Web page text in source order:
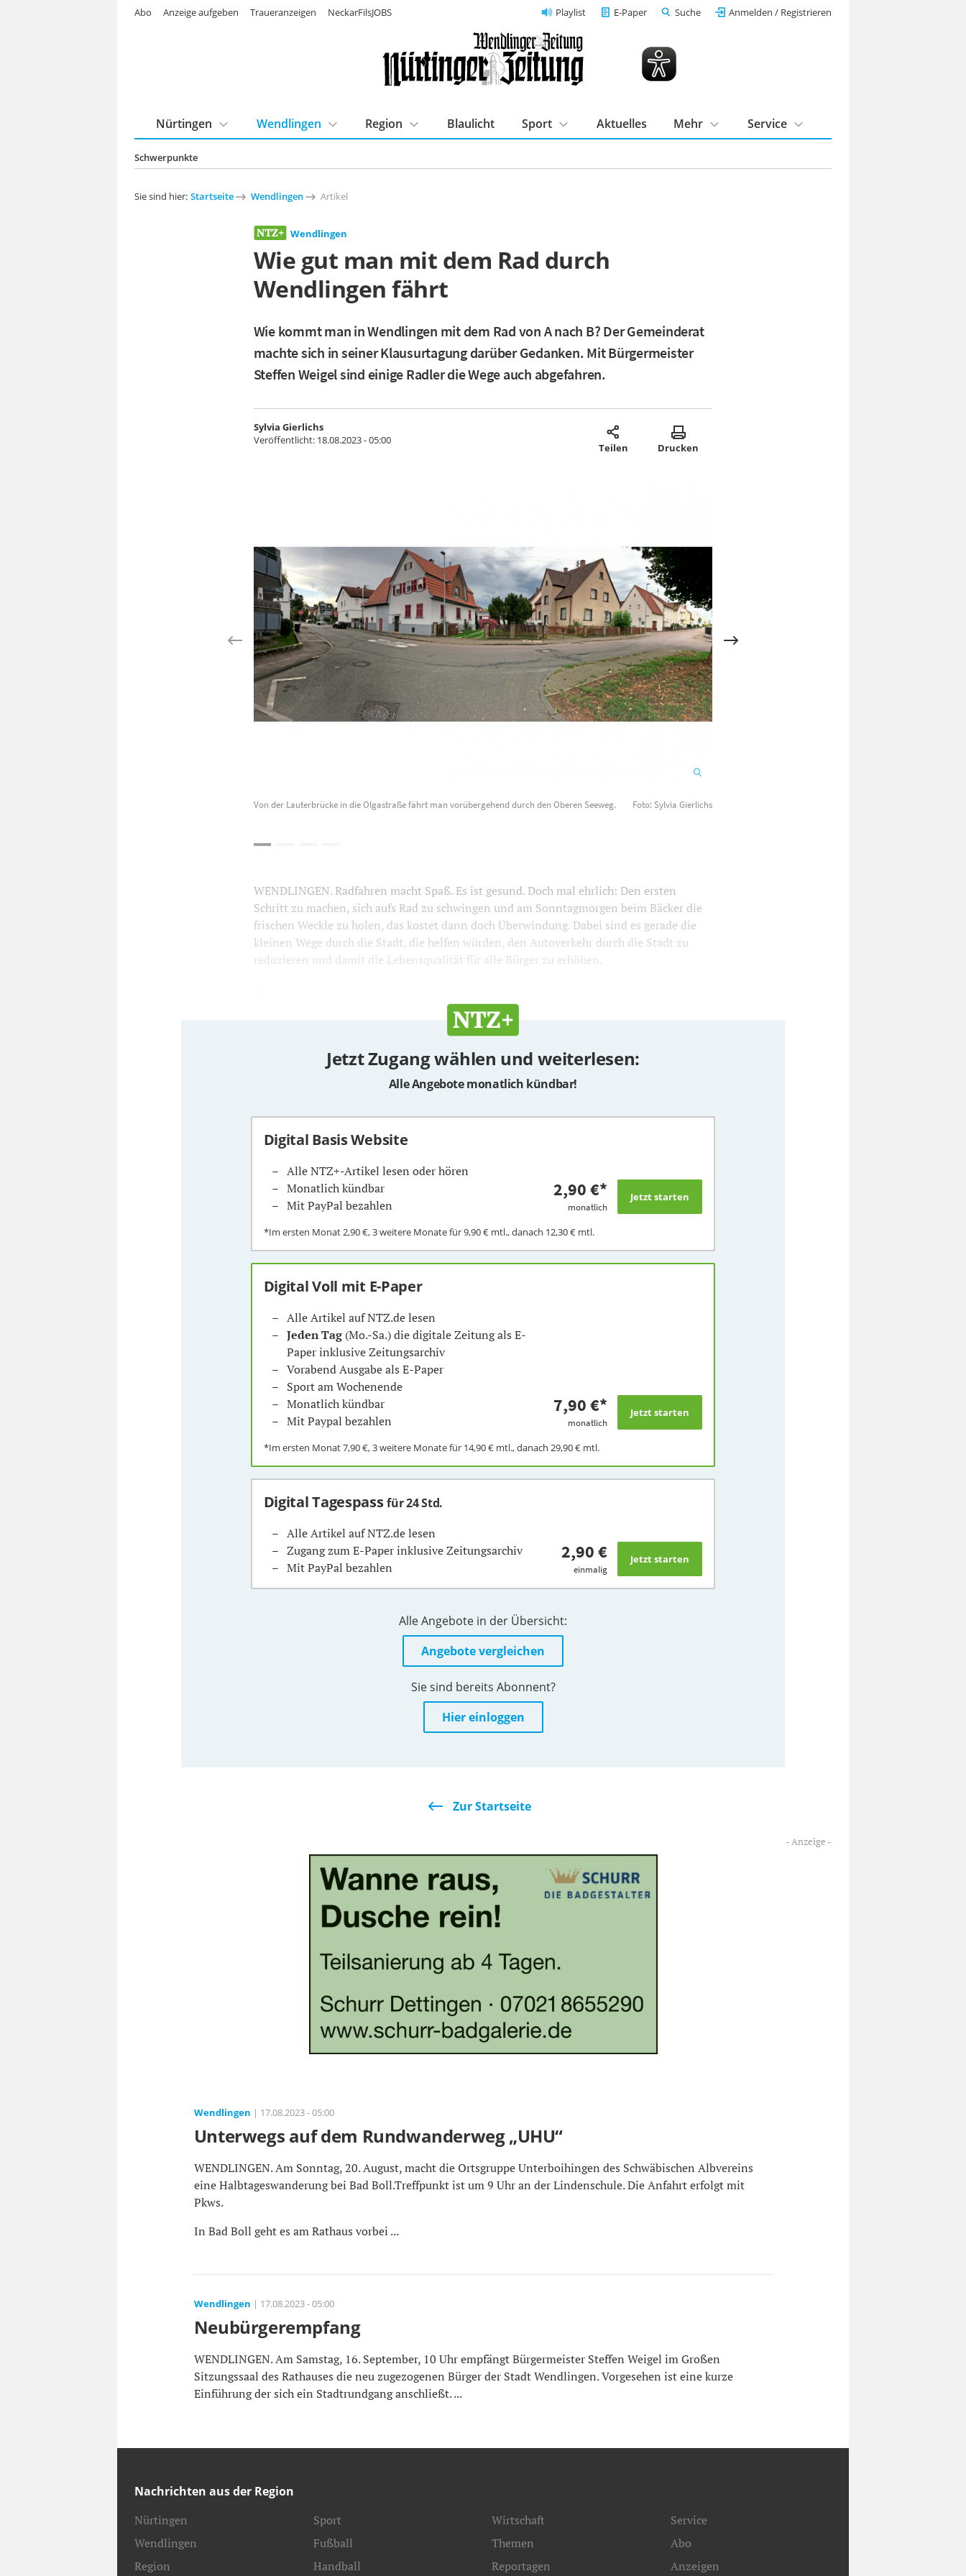
Playlist E-Paper Suche Anmelden / Registrieren
Schwerpunkte
Nürtingen Wendlingen Region Blaulicht Sport Aktuelles Mehr Service
Abo Anzeige aufgeben Traueranzeigen NeckarFilsJOBS
Sie sind hier: Startseite Wendlingen Artikel
Wendlingen
Wie gut man mit dem Rad durch
Wendlingen fährt
Wie kommt man in Wendlingen mit dem Rad von A nach B? Der Gemeinderat
machte sich in seiner Klausurtagung darüber Gedanken. Mit Bürgermeister
Steffen Weigel sind einige Radler die Wege auch abgefahren.
Sylvia Gierlichs
Veröffentlicht: 18.08.2023 - 05:00
Teilen Drucken
Von der Lauterbrücke in die Olgastraße fährt man vorübergehend durch den Oberen Seeweg. Foto: Sylvia Gierlichs
WENDLINGEN. Radfahren macht Spaß. Es ist gesund. Doch mal ehrlich: Den ersten
Schritt zu machen, sich aufs Rad zu schwingen und am Sonntagmorgen beim Bäcker die
frischen Weckle zu holen, das kostet dann doch Überwindung. Dabei sind es gerade die
kleinen Wege durch die Stadt, die helfen würden, den Autoverkehr durch die Stadt zu
reduzieren und damit die Lebensqualität für alle Bürger zu erhöhen.
Jetzt Zugang wählen und weiterlesen:
Alle Angebote monatlich kündbar!
Digital Basis Website
Alle NTZ+-Artikel lesen oder hören
Monatlich kündbar
Mit PayPal bezahlen
2,90 €*
monatlich
*Im ersten Monat2,90 €, 3 weitere Monate für9,90 €mtl., danach 12,30 €mtl.
Digital Voll mit E-Paper
Alle Artikel auf NTZ.de lesen
Jeden Tag(Mo.-Sa.) die digitale Zeitung als E-
Paper inklusive Zeitungsarchiv
Vorabend Ausgabe als E-Paper
Sport am Wochenende
Monatlich kündbar
Mit Paypal bezahlen
7,90 €*
monatlich
*Im ersten Monat7,90 €, 3 weitere Monate für 14,90 €mtl., danach 29,90 €mtl.
Digital Tagespassfür 24 Std.
Alle Artikel auf NTZ.de lesen
Zugang zum E-Paper inklusive Zeitungsarchiv
Mit PayPal bezahlen
2,90 €
einmalig
Alle Angebote in der Übersicht:
Angebote vergleichen
Sie sind bereits Abonnent?
Hier einloggen
Zur Startseite
Wendlingen | 17.08.2023 - 05:00
Unterwegs auf dem Rundwanderweg „UHU“
WENDLINGEN. Am Sonntag, 20. August, macht die Ortsgruppe Unterboihingen des Schwäbischen Albvereins
eine Halbtageswanderung bei Bad Boll.Treffpunkt ist um 9 Uhr an der Lindenschule. Die Anfahrt erfolgt mit
Pkws.
In Bad Boll geht es am Rathaus vorbei ...
Wendlingen | 17.08.2023 - 05:00
Neubürgerempfang
WENDLINGEN. Am Samstag, 16. September, 10 Uhr empfängt Bürgermeister Steffen Weigel im Großen
Sitzungssaal des Rathauses die neu zugezogenen Bürger der Stadt Wendlingen. Vorgesehen ist eine kurze
Einführung der sich ein Stadtrundgang anschließt. ...
Nachrichten aus der Region
Nürtingen
Wendlingen
Region
Sport
Fußball
Handball
Wirtschaft
Themen
Reportagen
Service
Abo
Anzeigen